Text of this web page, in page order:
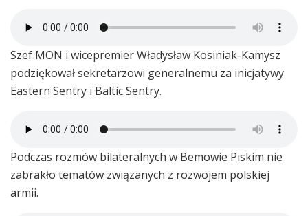
Szef MON i wicepremier Władysław Kosiniak-Kamysz
podziękował sekretarzowi generalnemu za inicjatywy
Eastern Sentry i Baltic Sentry.
Podczas rozmów bilateralnych w Bemowie Piskim nie
zabrakło tematów związanych z rozwojem polskiej
armii.